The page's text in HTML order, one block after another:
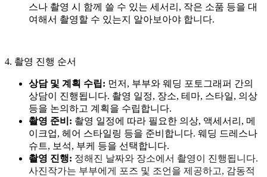
스나 촬영 시 함께 쓸 수 있는 세서리, 작은 소품 등을 대
여해서 촬영할 수 있는지 알아보아야 합니다.
4. 촬영 진행 순서
상담 및 계획 수립: 먼저, 부부와 웨딩 포토그래퍼 간의
상담이 진행됩니다. 촬영 일정, 장소, 테마, 스타일, 의상
등을 논의하고 계획을 수립합니다.
촬영 준비: 촬영 일정에 따라 필요한 의상, 액세서리, 메
이크업, 헤어 스타일링 등을 준비합니다. 웨딩 드레스나
슈트, 보석, 부케 등을 선택합니다.
촬영 진행: 정해진 날짜와 장소에서 촬영이 진행됩니다.
사진작가는 부부에게 포즈 및 조언을 제공하고, 감동적